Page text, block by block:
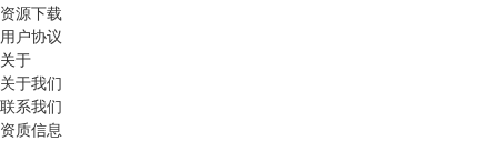
资源下载
用户协议
关于
关于我们
联系我们
资质信息